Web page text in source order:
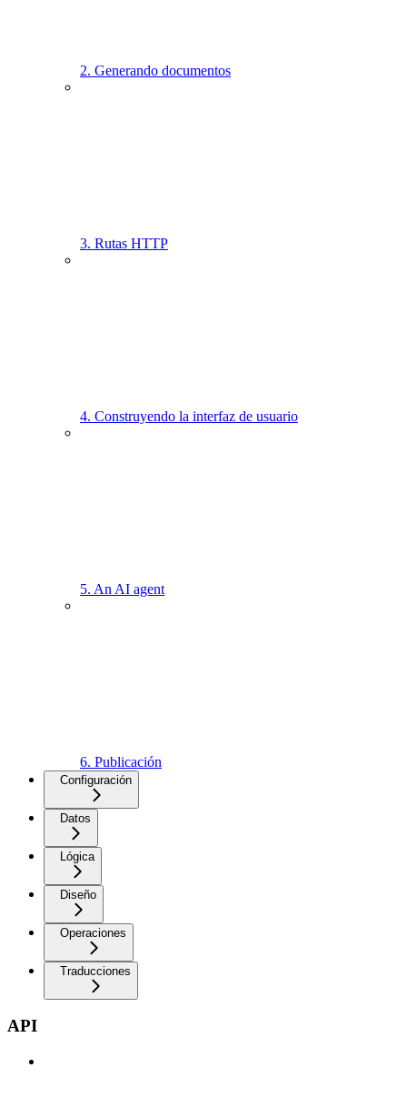
2. Generando documentos
3. Rutas HTTP
4. Construyendo la interfaz de usuario
5. An AI agent
6. Publicación
Configuración
Datos
Lógica
Diseño
Operaciones
Traducciones
API